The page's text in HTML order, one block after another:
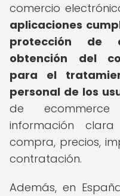
comercio
aplicaciones
protección de
obtención del
para el
personal de los
de
información
compra, precios,
contratación.
Además, en